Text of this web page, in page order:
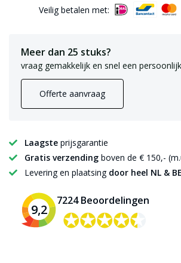
Veilig betalen met:
Meer dan 25 stuks?
vraag gemakkelijk en snel een
Offerte aanvraag
Laagste prijsgarantie
Gratis verzending boven de € 150,-
Levering en plaatsing door heel NL & BE
9,2
7224 Beoordelingen
✪✪✪✪✪
✪✪✪✪✪